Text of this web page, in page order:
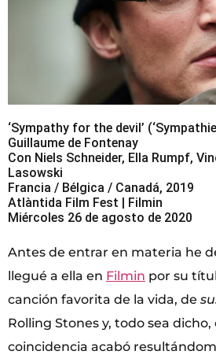
‘Sympathy for the devil’
Guillaume de Fontenay
Con Niels Schneider, Ella Rumpf,
Lasowski
Francia / Bélgica / Canadá, 2019
Atlàntida Film Fest | Filmin
Miércoles 26 de agosto de 2020
Antes de entrar en materia he
llegué a ella en Filmin por su
canción favorita de la vida, de
Rolling Stones y, todo sea dicho,
coincidencia acabó